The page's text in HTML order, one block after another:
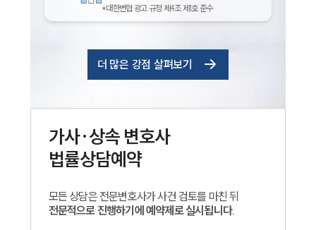
*대한변협 광고 규정 제4조 제1호 준수
더 많은 강점 살펴보기
가사·상속변호사
법률상담예약
모든 상담은 전문변호사가 사건 검토를 마친 뒤
전문적으로 진행하기에 예약제로 실시됩니다.